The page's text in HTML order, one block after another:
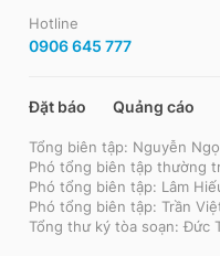
Hotline
0906 645 777
Đặt báo Quảng cáo
Tổng biên tập: Nguyễn
Phó tổng biên tập thường
Phó tổng biên tập: Lâm
Phó tổng biên tập: Trần
Tổng thư ký tòa soạn: Đức